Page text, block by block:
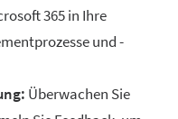
365 in Ihre
und -
Überwachen Sie